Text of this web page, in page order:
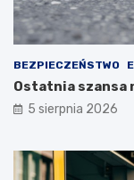
BEZPIECZEŃSTWO
Ostatnia szansa
5 sierpnia 2026